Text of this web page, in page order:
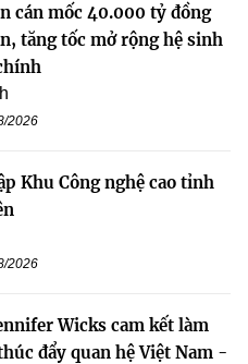
cán mốc 40.000 tỷ đồng
tăng tốc mở rộng hệ sinh
2026
Khu Công nghệ cao tỉnh
2026
Wicks cam kết làm
đẩy quan hệ Việt Nam -